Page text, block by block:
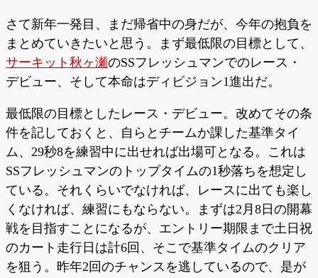
さて新年一発目、まだ帰省中の身だが、今年の抱負を
まとめていきたいと思う。まず最低限の目標として、
サーキット秋ヶ瀬のSSフレッシュマンでのレース・
デビュー、そして本命はディビジョン1進出だ。
最低限の目標としたレース・デビュー。改めてその条
件を記しておくと、自らとチームか課した基準タイ
ム、29秒8を練習中に出せれば出場可となる。これは
SSフレッシュマンのトップタイムの1秒落ちを想定し
ている。それくらいでなければ、レースに出ても楽し
くなければ、練習にもならない。まずは2月8日の開幕
戦を目指すことになるが、エントリー期限まで土日祝
のカート走行日は計6回、そこで基準タイムのクリア
を狙う。昨年2回のチャンスを逃しているので、是が